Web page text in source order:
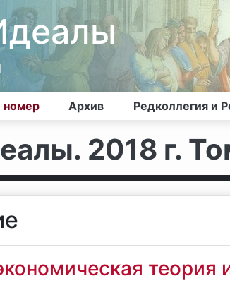
Архив Редколлегия и
2018 г.
теория